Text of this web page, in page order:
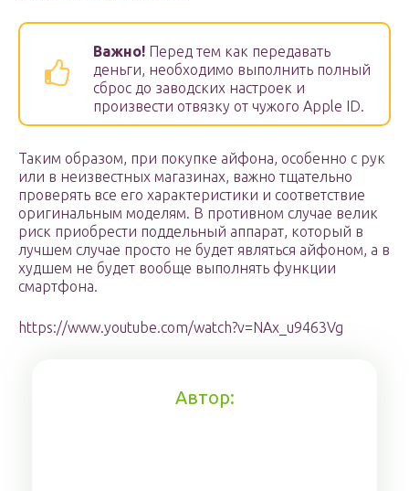
Важно! Перед тем как передавать
деньги, необходимо выполнить полный
сброс до заводских настроек и
произвести отвязку от чужого Apple ID.
Таким образом, при покупке айфона, особенно с рук
или в неизвестных магазинах, важно тщательно
проверять все его характеристики и соответствие
оригинальным моделям. В противном случае велик
риск приобрести поддельный аппарат, который в
лучшем случае просто не будет являться айфоном, а в
худшем не будет вообще выполнять функции
смартфона.
https://www.youtube.com/watch?v=NAx_u9463Vg
Автор: